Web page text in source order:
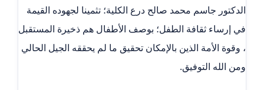
الدكتور جاسم محمد صالح درع الكلية؛ تثمينا لجهوده القيمة
في إرساء ثقافة الطفل؛ بوصف الأطفال هم ذخيرة المستقبل
، وقوة الأمة الذين بالإمكان تحقيق ما لم يحققه الجيل الحالي
ومن الله التوفيق.